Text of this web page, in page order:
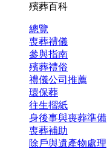
殯葬百科
總覽
喪葬禮儀
參與指南
殯葬禮俗
禮儀公司推薦
環保葬
往生摺紙
身後事與喪葬準備
喪葬補助
除戶與遺產物處理